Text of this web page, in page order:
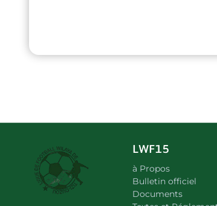
LWF15
à Propos
Bulletin officiel
Documents